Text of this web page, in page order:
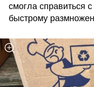
смогла справиться
быстрому